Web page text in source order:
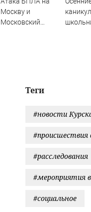
Москву и
Московский
отражении
Теги
#новости
#происшествия
#расследования
#мероприятия
#социальное